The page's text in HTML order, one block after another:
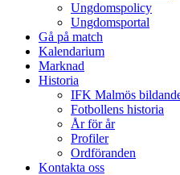
Ungdomspolicy
Ungdomsportal
Gå på match
Kalendarium
Marknad
Historia
IFK Malmös
Fotbollens historia
År för år
Profiler
Ordföranden
Kontakta oss